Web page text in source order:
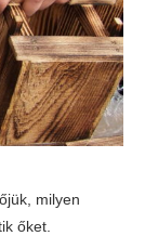
milyen
őket.